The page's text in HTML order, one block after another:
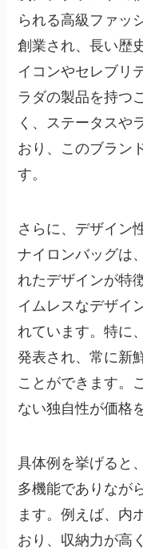
られる高級ファッ
創業され、長い歴
イコンやセレブリ
ラダの製品を持つ
く、ステータスや
おり、このブラン
す。
さらに、デザイン
ナイロンバッグは
れたデザインが特
イムレスなデザイ
れています。特に
発表され、常に新
ことができます。
ない独自性が価格
具体例を挙げると
多機能でありなが
ます。例えば、内
おり、収納力が高